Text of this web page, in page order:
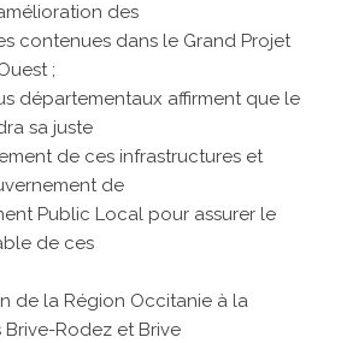
des
contenues dans le Grand Projet
;
départementaux affirment que le
sa juste
de ces infrastructures et
de
Public Local pour assurer le
de ces
de la Région Occitanie à la
Rodez et Brive